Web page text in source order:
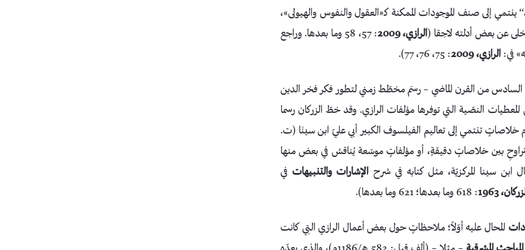
إلى صنف الموجودات الممكنة كـ«العقول والنفوس والهيولى»،
عن بعض أدلته لاحِقا (الرازي، 2009
: 57، 58 وما بعدها. وراجع
في: الرازي، 2009 : 75، 76، 77).
السادس من القرن الماضي – رسمَ مخطّط زمني لتطور فكر فخر الدين
النصّية التي توفرها مؤلفات الرازي. وقد خطّ الزركان رسما
خلاصاتٍ تنتمي إلى تعاليم الفيلسوف الكبير أبي عليّ ابن سينَا (ت.
تتراوحِ بين خلاصاتٍ دقيقةٍ، أو مؤلفاتٍ موسّعة يُناقش في بعض منها
سينا المركزيّة، مثل كتابه في شرح الإشارات والتنبيهات في
1963 : 618 وما بعدها؛ 621 وما بعدها).
المحال عليه أوّلاً؛ ملاحظاتٍ حول بعض أعمال الرازي التِي كانت